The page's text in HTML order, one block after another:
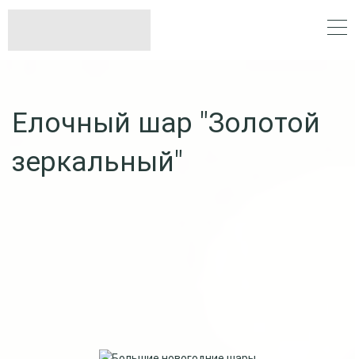
Елочный шар "Золотой
зеркальный"